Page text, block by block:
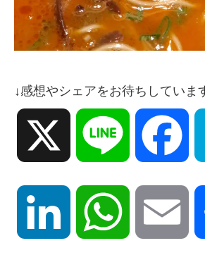
↓感想やシェアをお待ちしていま
Line
LinkedIn WhatsApp